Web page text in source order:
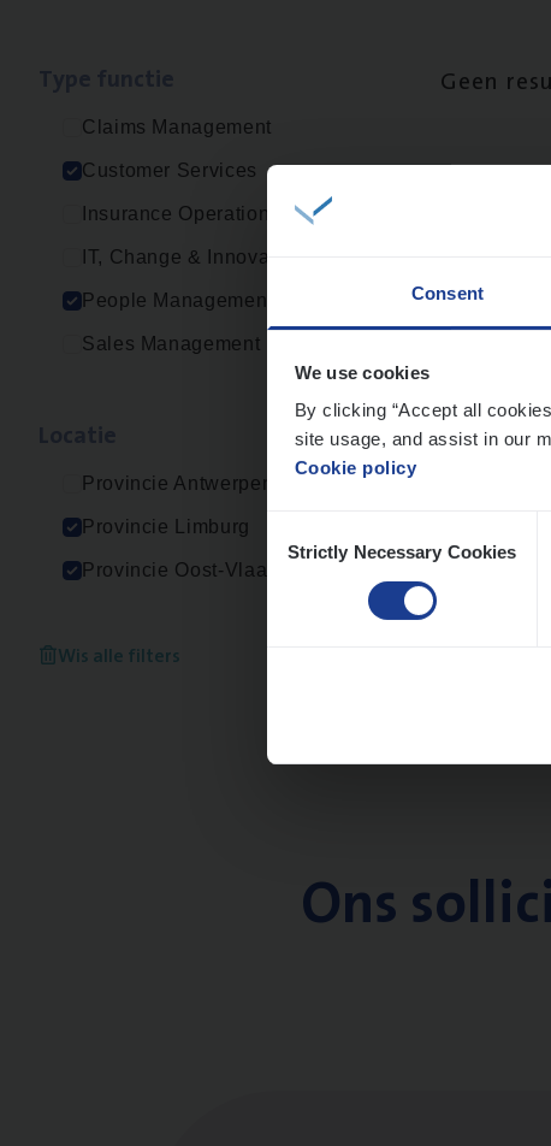
Consent
We use cookies
By clicking “Accept all
site usage, and assist in our
Cookie policy
Selection
Strictly Necessary Cookies
Claims Management
Customer Services
Insurance Operations
IT, Change & Innovation
People Management
Sales Management
Provincie Antwerpen
Provincie Limburg
Provincie Oost-Vlaanderen
Wis alle filters
Geen
Ons